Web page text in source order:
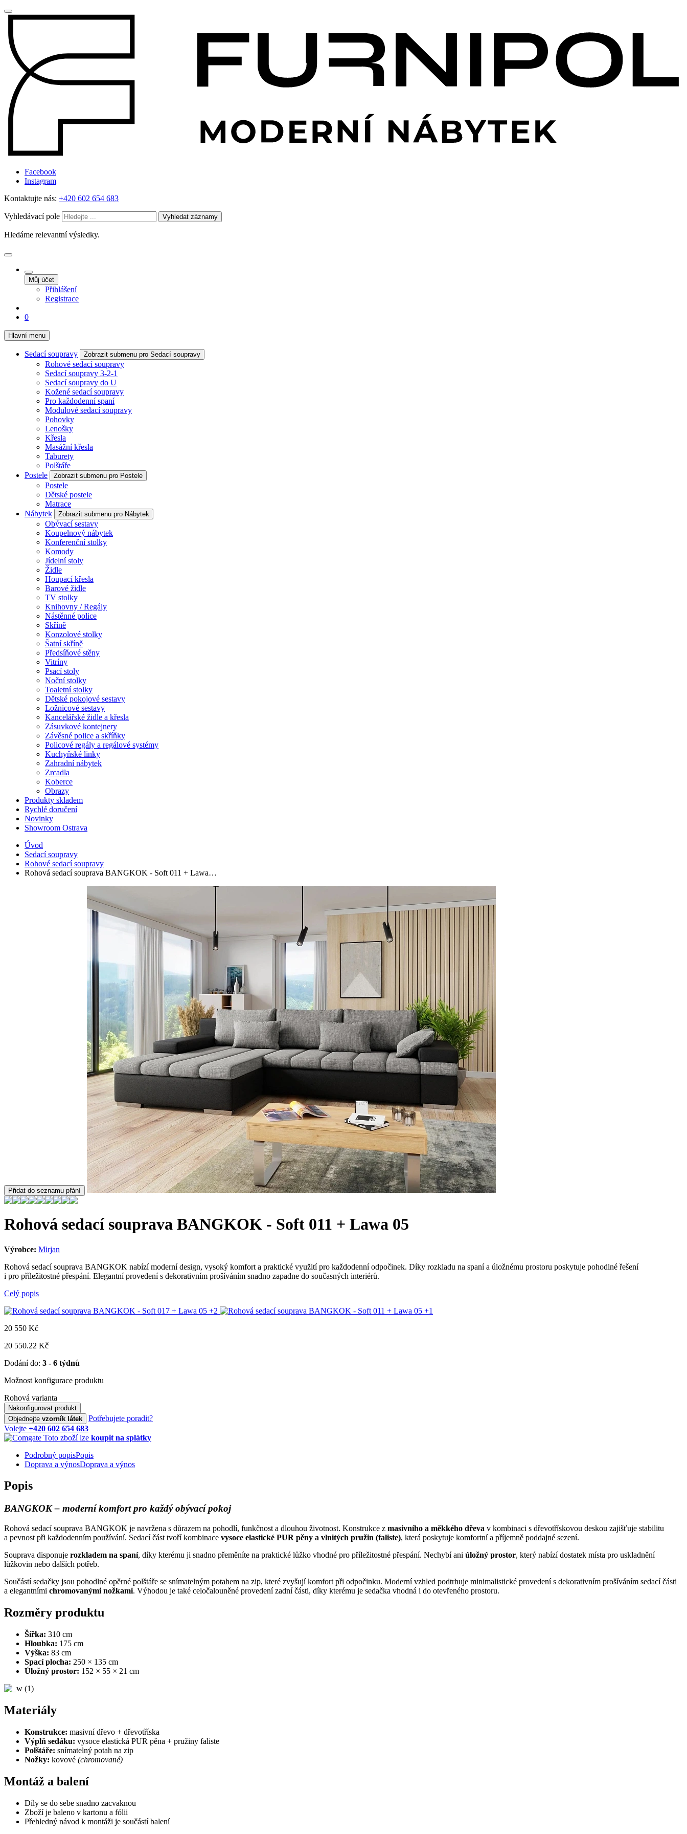
Facebook
Instagram
Kontaktujte nás: +420 602 654 683
Vyhledávací pole Vyhledat záznamy
Hledáme relevantní výsledky.
Můj účet
Přihlášení
Registrace
0
Hlavní menu
Sedací soupravy Zobrazit submenu pro Sedací soupravy
Rohové sedací soupravy
Sedací soupravy 3-2-1
Sedací soupravy do U
Kožené sedací soupravy
Pro každodenní spaní
Modulové sedací soupravy
Pohovky
Lenošky
Křesla
Masážní křesla
Taburety
Polštáře
Postele
Zobrazit submenu pro Postele
Postele
Dětské postele
Matrace
Nábytek
Zobrazit submenu pro Nábytek
Obývací sestavy
Koupelnový nábytek
Konferenční stolky
Komody
Jídelní stoly
Židle
Houpací křesla
Barové židle
TV stolky
Knihovny / Regály
Nástěnné police
Skříně
Konzolové stolky
Šatní skříně
Předsíňové stěny
Vitríny
Psací stoly
Noční stolky
Toaletní stolky
Dětské pokojové sestavy
Ložnicové sestavy
Kancelářské židle a křesla
Zásuvkové kontejnery
Závěsné police a skříňky
Policové regály a regálové systémy
Kuchyňské linky
Zahradní nábytek
Zrcadla
Koberce
Obrazy
Produkty skladem
Rychlé doručení
Novinky
Showroom Ostrava
Úvod
Sedací soupravy
Rohové sedací soupravy
Rohová sedací souprava BANGKOK - Soft 011 + Lawa…
Přidat do seznamu přání
Rohová sedací souprava BANGKOK - Soft 011 + Lawa 05
Výrobce: Mirjan
Rohová sedací souprava BANGKOK nabízí moderní design, vysoký komfort a praktické využití pro každodenní odpočinek. Díky rozkladu na spaní a úložnému prostoru poskytuje pohodlné řešení
i pro příležitostné přespání. Elegantní provedení s dekorativním prošíváním snadno zapadne do současných interiérů.
Celý popis
+2
+1
20 550 Kč
20 550.22 Kč
Dodání do: 3 - 6 týdnů
Možnost konfigurace produktu
Rohová varianta
Nakonfigurovat produkt
Objednejte vzorník látek
Potřebujete poradit?
Volejte +420 602 654 683
Toto zboží lze koupit na splátky
Podrobný popisPopis
Doprava a výnosDoprava a výnos
Popis
BANGKOK – moderní komfort pro každý obývací pokoj
Rohová sedací souprava BANGKOK je navržena s důrazem na pohodlí, funkčnost a dlouhou životnost. Konstrukce z masivního a měkkého dřeva v kombinaci s dřevotřískovou deskou zajišťuje stabilitu
a pevnost při každodenním používání. Sedací část tvoří kombinace vysoce elastické PUR pěny a vlnitých pružin (faliste), která poskytuje komfortní a příjemně poddajné sezení.
Souprava disponuje rozkladem na spaní, díky kterému ji snadno přeměníte na praktické lůžko vhodné pro příležitostné přespání. Nechybí ani úložný prostor, který nabízí dostatek místa pro uskladnění
lůžkovin nebo dalších potřeb.
Součástí sedačky jsou pohodlné opěrné polštáře se snímatelným potahem na zip, které zvyšují komfort při odpočinku. Moderní vzhled podtrhuje minimalistické provedení s dekorativním prošíváním sedací části
a elegantními chromovanými nožkami. Výhodou je také celočalouněné provedení zadní části, díky kterému je sedačka vhodná i do otevřeného prostoru.
Rozměry produktu
Šířka: 310 cm
Hloubka: 175 cm
Výška: 83 cm
Spací plocha: 250 × 135 cm
Úložný prostor: 152 × 55 × 21 cm
Materiály
Konstrukce: masivní dřevo + dřevotříska
Výplň sedáku: vysoce elastická PUR pěna + pružiny faliste
Polštáře: snímatelný potah na zip
Nožky: kovové (chromované)
Montáž a balení
Díly se do sebe snadno zacvaknou
Zboží je baleno v kartonu a fólii
Přehledný návod k montáži je součástí balení